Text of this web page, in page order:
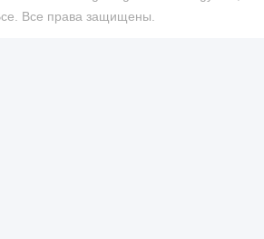
Все права защищены.